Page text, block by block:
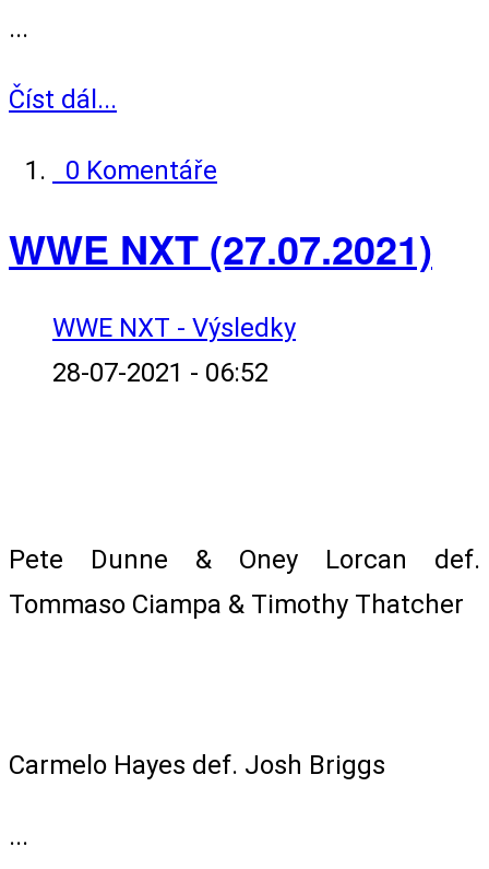
...
Číst dál...
0 Komentáře
WWE NXT (27.07.2021)
WWE NXT - Výsledky
28-07-2021 - 06:52
Pete Dunne & Oney Lorcan def.
Tommaso Ciampa & Timothy Thatcher
Carmelo Hayes def. Josh Briggs
...